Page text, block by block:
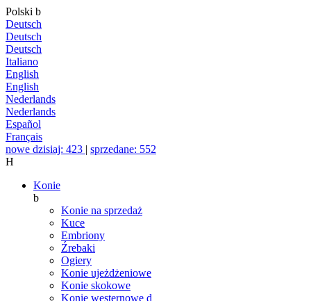
Polski b
Deutsch
Deutsch
Deutsch
Italiano
English
English
Nederlands
Nederlands
Español
Français
nowe dzisiaj: 423 | sprzedane: 552
H
Konie
b
Konie na sprzedaż
Kuce
Embriony
Źrebaki
Ogiery
Konie ujeżdżeniowe
Konie skokowe
Konie westernowe d